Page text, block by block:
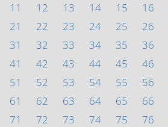
11
12 13 14 15 16
21
22 23 24 25 26
31
32 33 34 35 36
41
42 43 44 45 46
51
52 53 54 55 56
61
62 63 64 65 66
71
72 73 74 75 76